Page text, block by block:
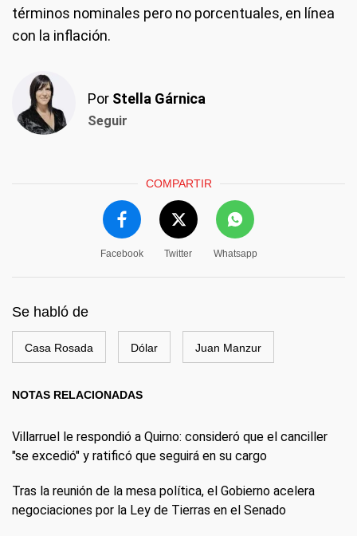
términos nominales pero no porcentuales, en línea
con la inflación.
Por Stella Gárnica
Seguir
COMPARTIR
Facebook Twitter Whatsapp
Se habló de
Casa Rosada Dólar Juan Manzur
NOTAS RELACIONADAS
Villarruel le respondió a Quirno: consideró que el canciller
"se excedió" y ratificó que seguirá en su cargo
Tras la reunión de la mesa política, el Gobierno acelera
negociaciones por la Ley de Tierras en el Senado